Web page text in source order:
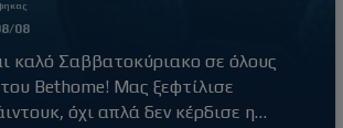
08
καλό Σαββατοκύριακο σε όλους
Bethome! Μας ξεφτίλισε
όχι απλά δεν κέρδισε η